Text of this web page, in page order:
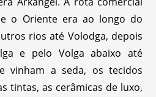
o Oriente era ao longo do
rios até Volodga, depois
e pelo Volga abaixo até
vinham a seda, os tecidos
tintas, as cerâmicas de luxo,